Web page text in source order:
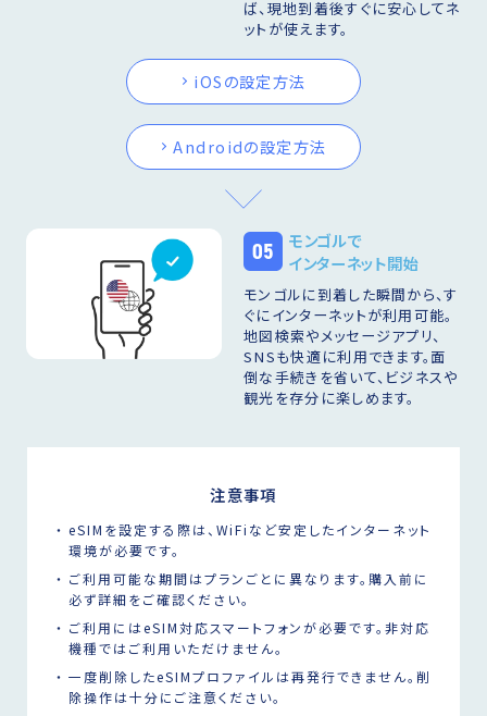
ば、現地到着後すぐに安心してネ
ットが使えます。
iOSの設定方法
Androidの設定方法
05
モンゴルで
インターネット開始
モンゴルに到着した瞬間から、す
ぐにインターネットが利用可能。
地図検索やメッセージアプリ、
SNSも快適に利用できます。面
倒な手続きを省いて、ビジネスや
観光を存分に楽しめます。
注意事項
eSIMを設定する際は、WiFiなど安定したインターネット
環境が必要です。
ご利用可能な期間はプランごとに異なります。購入前に
必ず詳細をご確認ください。
ご利用にはeSIM対応スマートフォンが必要です。非対応
機種ではご利用いただけません。
一度削除したeSIMプロファイルは再発行できません。削
除操作は十分にご注意ください。